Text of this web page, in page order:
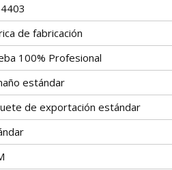
de fabricación
100% Profesional
estándar
de exportación estándar